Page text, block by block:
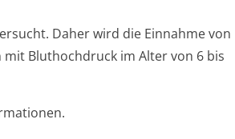
Daher wird die Einnahme von
Bluthochdruck im Alter von 6 bis